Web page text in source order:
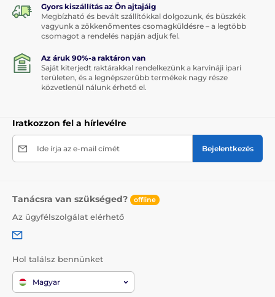
Gyors kiszállítás az Ön ajtajáig
Megbízható és bevált szállítókkal dolgozunk, és büszkék
vagyunk a zökkenőmentes csomagküldésre – a legtöbb
csomagot a rendelés napján adjuk fel.
Az áruk 90%-a raktáron van
Saját kiterjedt raktárakkal rendelkezünk a karvináji ipari
területen, és a legnépszerűbb termékek nagy része
közvetlenül nálunk érhető el.
Iratkozzon fel a hírlevélre
Ide írja az e-mail címét Bejelentkezés
Tanácsra van szükséged? offline
Az ügyfélszolgálat elérhető
Hol találsz bennünket
Magyar